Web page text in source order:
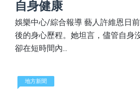
自身健康
娛樂中心/綜合報導 藝人許維恩日
後的身心歷程。她坦言，儘管自身
卻在短時間內...
地方新聞